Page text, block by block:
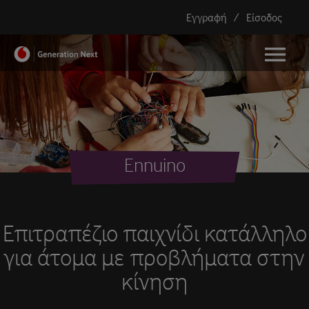
Εγγραφή / Είσοδος
menu
Ennuino
Επιτραπέζιο παιχνίδι κατάλληλο
για άτομα με προβλήματα στην
κίνηση